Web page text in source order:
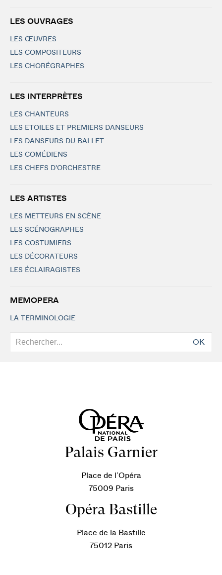
LES OUVRAGES
LES ŒUVRES
LES COMPOSITEURS
LES CHORÉGRAPHES
LES INTERPRÈTES
LES CHANTEURS
LES ETOILES ET PREMIERS DANSEURS
LES DANSEURS DU BALLET
LES COMÉDIENS
LES CHEFS D'ORCHESTRE
LES ARTISTES
LES METTEURS EN SCÈNE
LES SCÉNOGRAPHES
LES COSTUMIERS
LES DÉCORATEURS
LES ÉCLAIRAGISTES
MEMOPERA
LA TERMINOLOGIE
OK
Palais Garnier
Place de l’Opéra
75009 Paris
Opéra Bastille
Place de la Bastille
75012 Paris